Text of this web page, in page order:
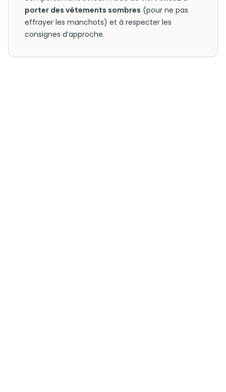
porter des vêtements sombres (pour ne pas
effrayer les manchots) et à respecter les
consignes d’approche.